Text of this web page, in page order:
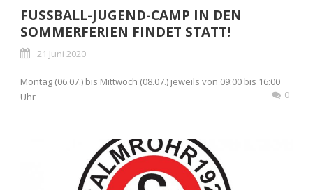
FUSSBALL-JUGEND-CAMP IN DEN S
OMMERFERIEN FINDET STATT!
21 Juni 2020
Montag (06.07.) bis Mittwoch (08.07.) jeweils von 09:00 bis 16:00
Uhr
0